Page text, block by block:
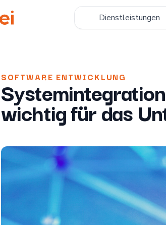
Dienstleistungen
SOFTWARE ENTWICKLUNG
wichtig für das